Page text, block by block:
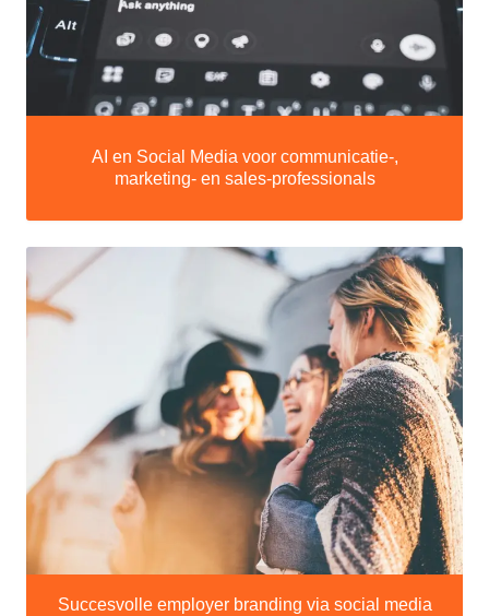
AI en Social Media voor communicatie-,
marketing- en sales-professionals
Succesvolle employer branding via social media